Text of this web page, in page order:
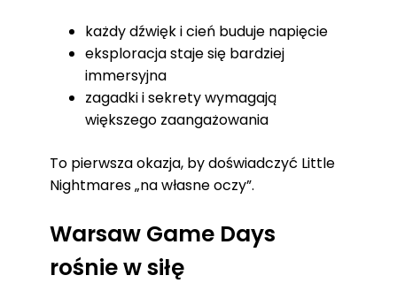
każdy dźwięk i cień buduje napięcie
eksploracja staje się bardziej
immersyjna
zagadki i sekrety wymagają
większego zaangażowania
To pierwsza okazja, by doświadczyć Little
Nightmares „na własne oczy”.
Warsaw Game Days
rośnie w siłę